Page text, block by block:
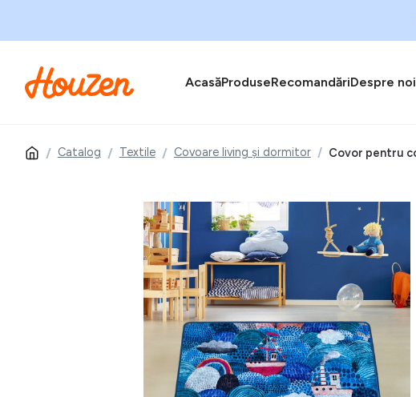
AcasăProduseRecomandăriDespre noi
Catalog Textile Covoare living și dormitor